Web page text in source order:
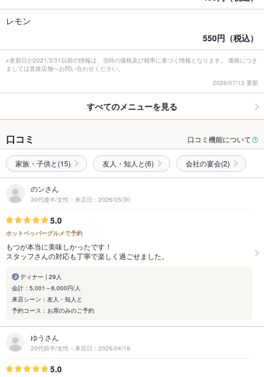
レモン
550円（税込）
※更新日が2021/3/31以前の情報は、当時の価格及び税率に基づく情報となります。 価格につき
ましては直接店舗へお問い合わせください。
2026/07/13 更新
すべてのメニューを見る
口コミ 口コミ機能について
家族・子供と(15) 友人・知人と(6) 会社の宴会(2)
のンさん
30代後半/女性・来店日：2026/05/30
5.0
ホットペッパーグルメで予約
もつが本当に美味しかったです！
スタッフさんの対応も丁寧で楽しく過ごせました。
ディナー | 29人
会計：5,001～6,000円/人
来店シーン：友人・知人と
予約コース：お席のみのご予約
ゆうさん
20代前半/女性・来店日：2026/04/19
5.0